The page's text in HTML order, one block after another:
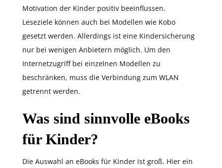
Motivation der Kinder positiv beeinflussen.
Leseziele können auch bei Modellen wie Kobo
gesetzt werden. Allerdings ist eine Kindersicherung
nur bei wenigen Anbietern möglich. Um den
Internetzugriff bei einzelnen Modellen zu
beschränken, muss die Verbindung zum WLAN
getrennt werden.
Was sind sinnvolle eBooks
für Kinder?
Die Auswahl an eBooks für Kinder ist groß. Hier ein